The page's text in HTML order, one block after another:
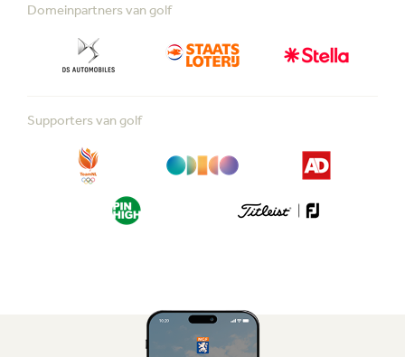
Domeinpartners van golf
Supporters van golf